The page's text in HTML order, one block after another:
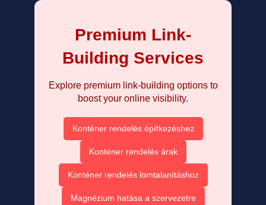
Premium Link-
Building Services
Explore premium link-building options to
boost your online visibility.
Konténer rendelés építkezéshez
Konténer rendelés árak
Konténer rendelés lomtalanításhoz
Magnézium hatása a szervezetre